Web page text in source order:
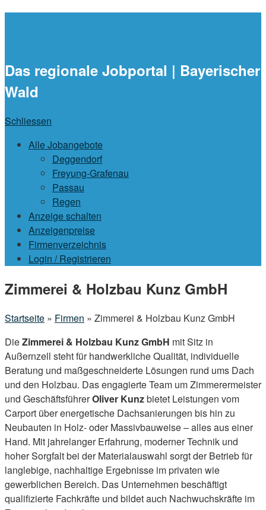
Das regionale Jobportal | Bayerischer
Wald
Schliessen
Alle Jobangebote
Deggendorf
Freyung-Grafenau
Passau
Regen
Anzeige schalten
Anzeigenpreise
Firmenverzeichnis
Login / Registrieren
Menu
Zimmerei & Holzbau Kunz GmbH
Startseite » Firmen » Zimmerei & Holzbau Kunz GmbH
DieZimmerei & Holzbau Kunz GmbH mit Sitz in
Außernzell steht für handwerkliche Qualität, individuelle
Beratung und maßgeschneiderte Lösungen rund ums Dach
und den Holzbau. Das engagierte Team um Zimmerermeister
und GeschäftsführerOliver Kunzbietet Leistungen vom
Carport über energetische Dachsanierungen bis hin zu
Neubauten in Holz- oder Massivbauweise – alles aus einer
Hand. Mit jahrelanger Erfahrung, moderner Technik und
hoher Sorgfalt bei der Materialauswahl sorgt der Betrieb für
langlebige, nachhaltige Ergebnisse im privaten wie
gewerblichen Bereich. Das Unternehmen beschäftigt
qualifizierte Fachkräfte und bildet auch Nachwuchskräfte im